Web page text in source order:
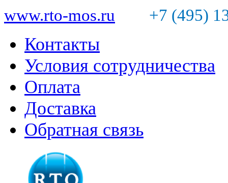
www.rto-mos.ru +7 (495)
Контакты
Условия сотрудничества
Оплата
Доставка
Обратная связь